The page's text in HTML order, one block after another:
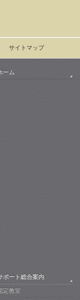
サイトマップ
ーム
ポート総合案内
定教室